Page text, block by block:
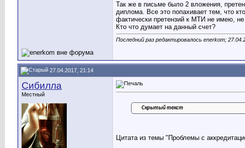
Так же в письме было 2 вложения,
диплома. Все это попахивает тем, что
фактически претензий к МТИ не имею,
Кто что думает на данный счет?
Последний раз редактировалось enerkom;
27.04.2017, 21:14
Сибилла
Местный
Скрытый текст
Цитата из темы "Проблемы с